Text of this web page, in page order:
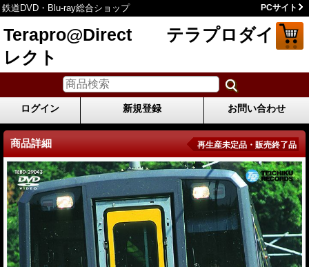
鉄道DVD・Blu-ray総合ショップ PCサイト
Terapro@Direct テラプロダイ
レクト
ログイン 新規登録 お問い合わせ
商品詳細 再生産未定品・販売終了品